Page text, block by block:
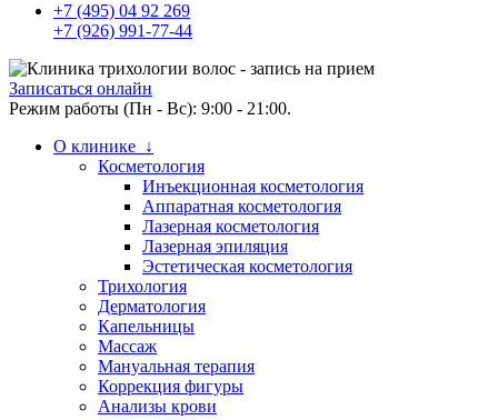
+7 (495) 04 92 269
+7 (926) 991-77-44
Записаться онлайн
Режим работы (Пн - Вс): 9:00 - 21:00.
О клинике ↓
Косметология
Инъекционная косметология
Аппаратная косметология
Лазерная косметология
Лазерная эпиляция
Эстетическая косметология
Трихология
Дерматология
Капельницы
Массаж
Мануальная терапия
Коррекция фигуры
Анализы крови